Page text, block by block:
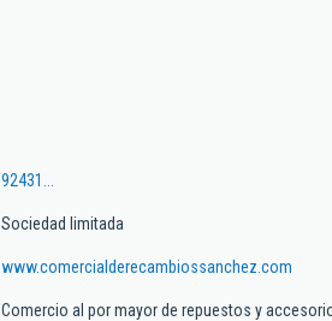
92431...
Sociedad limitada
www.comercialderecambiossanchez.com
Comercio al por mayor de repuestos y